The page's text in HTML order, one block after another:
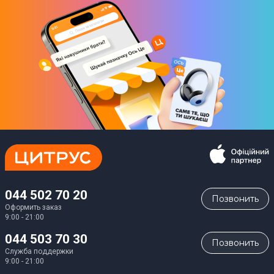
044 502 70 20
Оформить заказ
9:00 - 21:00
Позвонить
044 503 70 30
Служба поддержки
9:00 - 21:00
Позвонить